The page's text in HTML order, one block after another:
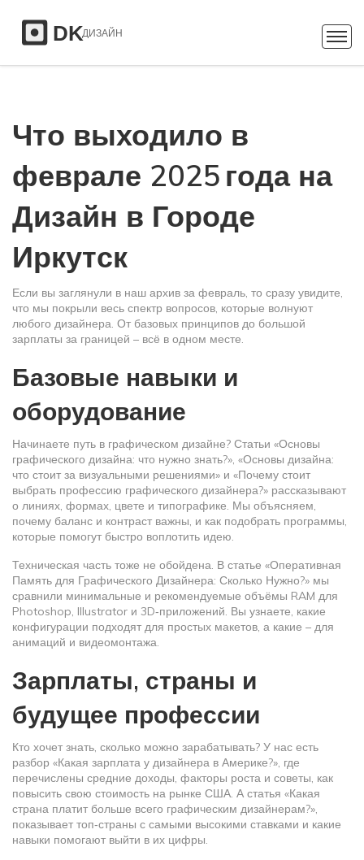
Что выходило в
феврале 2025 года на
Дизайн в Городе
Иркутск
Если вы заглянули в наш архив за февраль, то сразу увидите,
что мы покрыли весь спектр вопросов, которые волнуют
любого дизайнера. От базовых принципов до большой
зарплаты за границей – всё в одном месте.
Базовые навыки и
оборудование
Начинаете путь в графическом дизайне? Статьи «Основы
графического дизайна: что нужно знать?», «Основы дизайна:
что стоит за визуальными решениями» и «Почему стоит
выбрать профессию графического дизайнера?» рассказывают
о линиях, формах, цвете и типографике. Мы объясняем,
почему баланс и контраст важны, и как подобрать программы,
которые помогут быстро воплотить идею.
Техническая часть тоже не обойдена. В статье «Оперативная
Память для Графического Дизайнера: Сколько Нужно?» мы
сравнили минимальные и рекомендуемые объёмы RAM для
Photoshop, Illustrator и 3D‑приложений. Вы узнаете, какие
конфигурации подходят для простых макетов, а какие – для
анимаций и видеомонтажа.
Зарплаты, страны и
будущее профессии
Кто хочет знать, сколько можно зарабатывать? У нас есть
разбор «Какая зарплата у дизайнера в Америке?», где
перечислены средние доходы, факторы роста и советы, как
повысить свою стоимость на рынке США. А статья «Какая
страна платит больше всего графическим дизайнерам?»,
показывает топ‑страны с самыми высокими ставками и какие
навыки помогают выйти в их цифры.